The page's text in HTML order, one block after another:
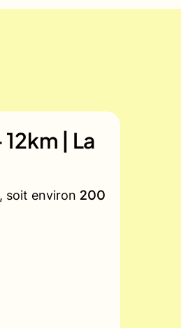
| La
, soit environ 200